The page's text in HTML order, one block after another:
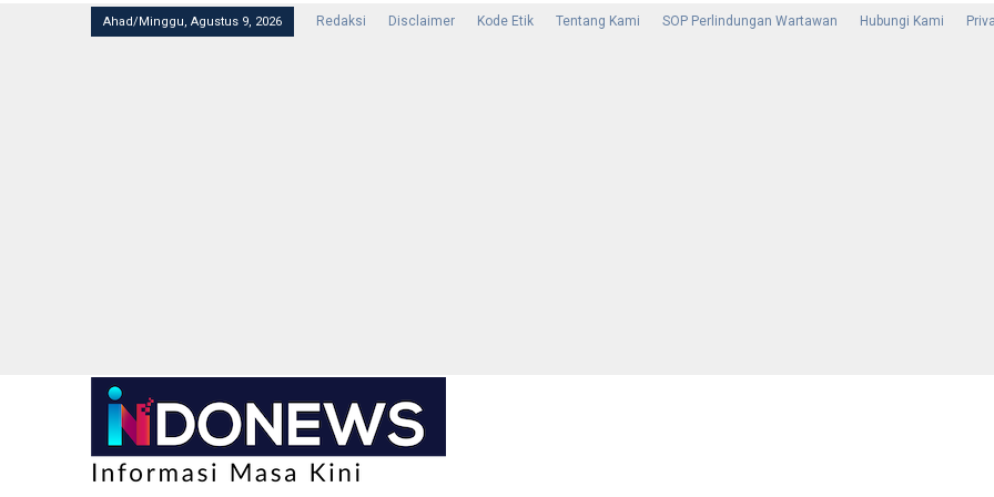
Ahad/Minggu, Agustus 9, 2026 Redaksi Disclaimer Kode Etik Tentang Kami SOP Perlindungan Wartawan Hubungi Kami